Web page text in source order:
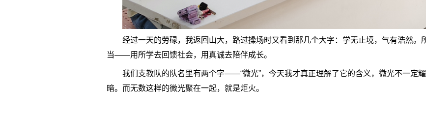
经过一天的劳碌，我返回山大，路过操场时又看到那几个大字：学无止境，气有浩然。
当——用所学去回馈社会，用真诚去陪伴成长。
我们支教队的队名里有两个字——“微光”，今天我才真正理解了它的含义，微光不一定
暗。而无数这样的微光聚在一起，就是炬火。